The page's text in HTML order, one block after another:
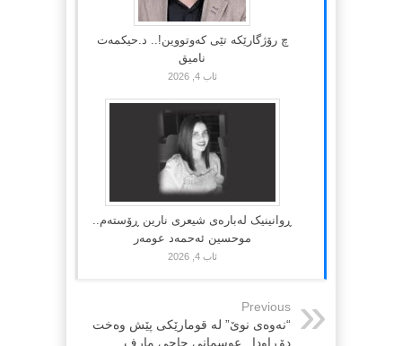
چ رۆژگارێکە تێی کەوتووین!.. د.حیکمەت
نامیق
ئاب 4, 2026
ڕوانینیک لەبارەى شیعرى نارین ڕۆستەم..
موحسین ئەحمەد عومەر
ئاب 4, 2026
Previous
“نەوەی نوێ” لە قومارێکی پێش وەخت
دۆڕاودا.. عوسمانی حاجی مارف